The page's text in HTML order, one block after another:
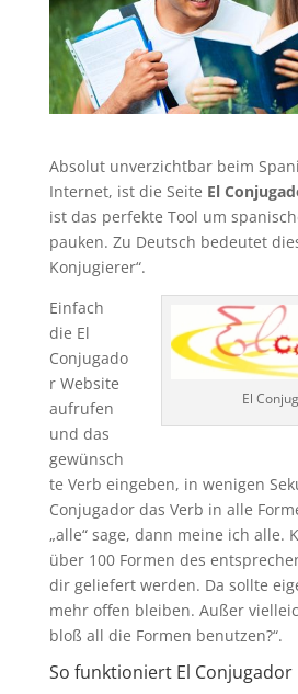
Absolut unverzichtbar beim
Internet, ist die Seite El
ist das perfekte Tool um
pauken. Zu Deutsch bedeutet
Konjugierer“.
El
Einfach
die El
Conjugado
r Website
aufrufen
und das
gewünsch
te Verb eingeben, in wenigen
Conjugador das Verb in alle
„alle“ sage, dann meine ich alle.
über 100 Formen des
dir geliefert werden. Da sollte
mehr offen bleiben. Außer
bloß all die Formen benutzen?“.
So funktioniert El Conjugador